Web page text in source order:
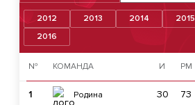
2012 2013 2014
2015
2016
№ КОМАНДА И РМ
1 Родина 30 73